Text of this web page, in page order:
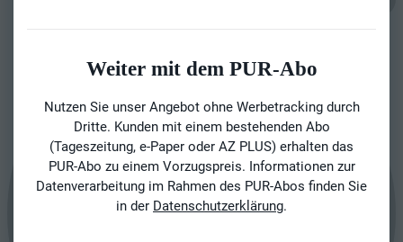
Weiter mit dem PUR-Abo
Nutzen Sie unser Angebot ohne Werbetracking durch
Dritte. Kunden mit einem bestehenden Abo
(Tageszeitung, e-Paper oder AZ PLUS) erhalten das
PUR-Abo zu einem Vorzugspreis. Informationen zur
Datenverarbeitung im Rahmen des PUR-Abos finden Sie
in der Datenschutzerklärung.